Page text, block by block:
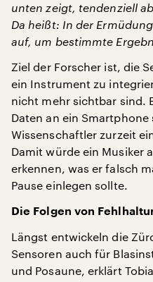
unten zeigt, tendenziell
Da heißt: In der
auf, um bestimmte
Ziel der Forscher ist, die
ein Instrument zu
nicht mehr sichtbar sind.
Daten an ein
Wissenschaftler zurzeit
Damit würde ein Musiker
erkennen, was er falsch
Pause einlegen sollte.
Die Folgen von
Längst entwickeln die
Sensoren auch für
und Posaune, erklärt